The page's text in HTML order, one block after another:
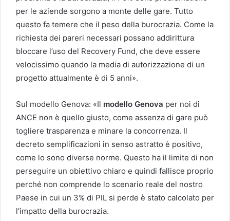
per le aziende sorgono a monte delle gare. Tutto
questo fa temere che il peso della burocrazia. Come la
richiesta dei pareri necessari possano addirittura
bloccare l’uso del Recovery Fund, che deve essere
velocissimo quando la media di autorizzazione di un
progetto attualmente è di 5 anni».
Sul modello Genova: «Il modello Genova per noi di
ANCE non è quello giusto, come assenza di gare può
togliere trasparenza e minare la concorrenza. Il
decreto semplificazioni in senso astratto è positivo,
come lo sono diverse norme. Questo ha il limite di non
perseguire un obiettivo chiaro e quindi fallisce proprio
perché non comprende lo scenario reale del nostro
Paese in cui un 3% di PIL si perde è stato calcolato per
l’impatto della burocrazia.